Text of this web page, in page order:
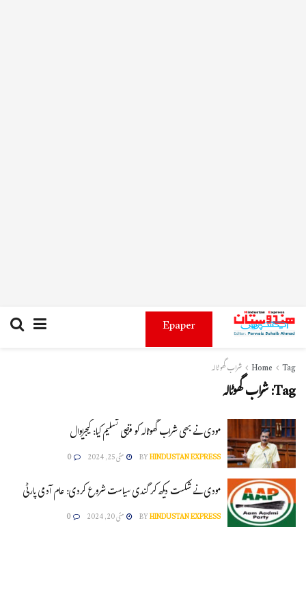
Epaper
Home Tag شراب گھوٹالہ
Tag:شراب گھوٹالہ
مودی نے بھی شراب گھوٹالہ کو فرضی تسلیم کیا: کیجریوال
BYHINDUSTAN EXPRESS مئی 25, 2024 0
مودی نے شکست دیکھ کر گندی سیاست شروع کردی: عام آدمی پارٹی
BYHINDUSTAN EXPRESS مئی 20, 2024 0